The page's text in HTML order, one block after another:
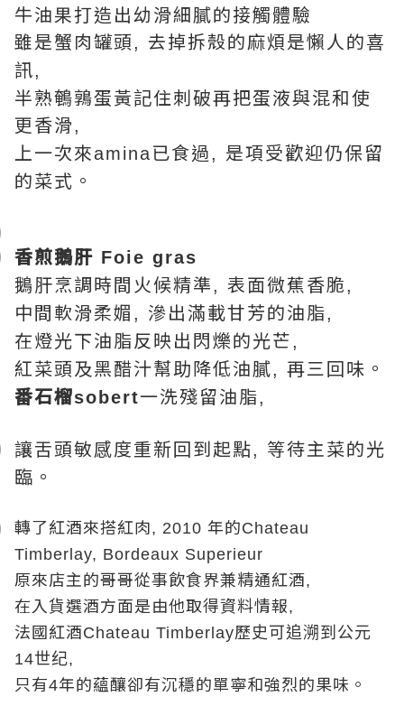
牛油果打造出幼滑細膩的接觸體驗
雖是蟹肉罐頭, 去掉拆殼的麻煩是懶人的喜
訊,
半熟鵪鶉蛋黃記住刺破再把蛋液與混和使
更香滑,
上一次來amina已食過, 是項受歡迎仍保留
的菜式。
香煎鵝肝 Foie gras
鵝肝烹調時間火候精準, 表面微蕉香脆,
中間軟滑柔媚 , 滲出滿載甘芳的油脂,
在燈光下油脂反映出閃爍的光芒,
紅菜頭及黑醋汁幫助降低油膩, 再三回味。
番石榴sobert一洗殘留油脂,
讓舌頭敏感度重新回到起點, 等待主菜的光
臨。
轉了紅酒來搭紅肉, 2010 年的Chateau
Timberlay, Bordeaux Superieur
原來店主的哥哥從事飲食界兼精通紅酒,
在入貨選酒方面是由他取得資料情報,
法國紅酒Chateau Timberlay歷 史可追溯到公元
14世纪,
只有4年的蘊釀卻有沉穩的單寧和強烈的果味。